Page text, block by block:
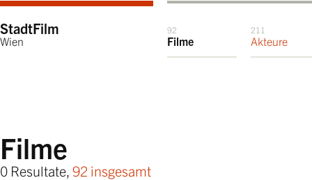
StadtFilm
Wien
92
Filme
211
Akteure
Filme
0 Resultate, 92 insgesamt